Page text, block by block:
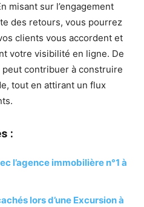
misant sur l’engagement
des retours, vous pourrez
clients vous accordent et
votre visibilité en ligne. De
contribuer à construire
tout en attirant un flux
:
l’agence immobilière n°1 à
lors d’une Excursion à